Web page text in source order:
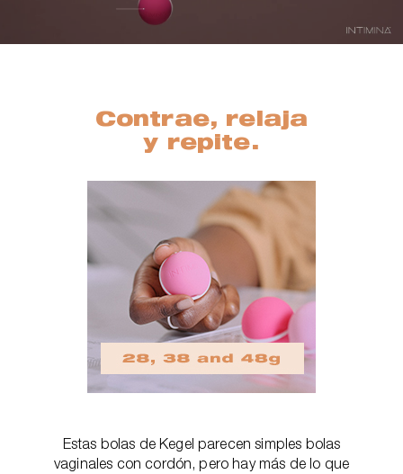
Contrae, relaja
y repite.
Estas bolas de Kegel parecen simples bolas
vaginales con cordón, pero hay más de lo que